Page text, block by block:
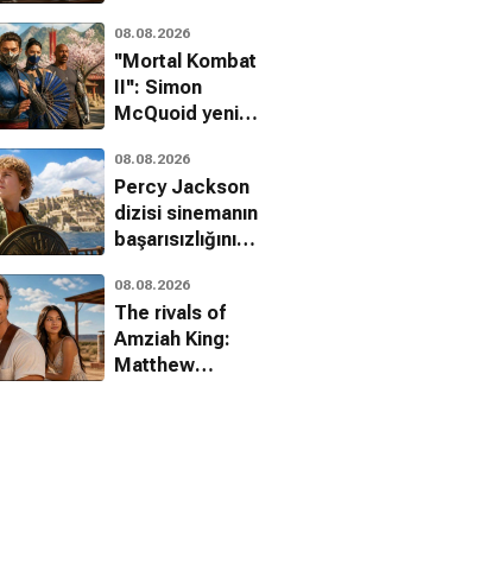
08.08.2026
''Mortal Kombat
II'': Simon
McQuoid yeni
detayları paylaştı!
08.08.2026
Percy Jackson
dizisi sinemanın
başarısızlığını
aştı
08.08.2026
The rivals of
Amziah King:
Matthew